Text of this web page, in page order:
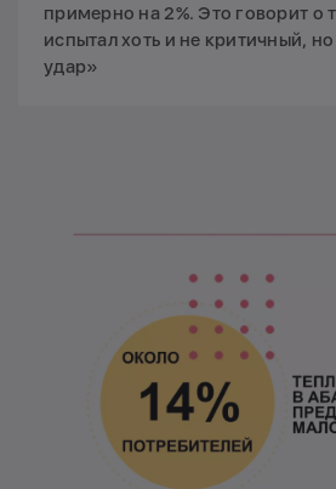
примерно на 2%. Это говорит о
испытал хоть и не критичный,
удар»